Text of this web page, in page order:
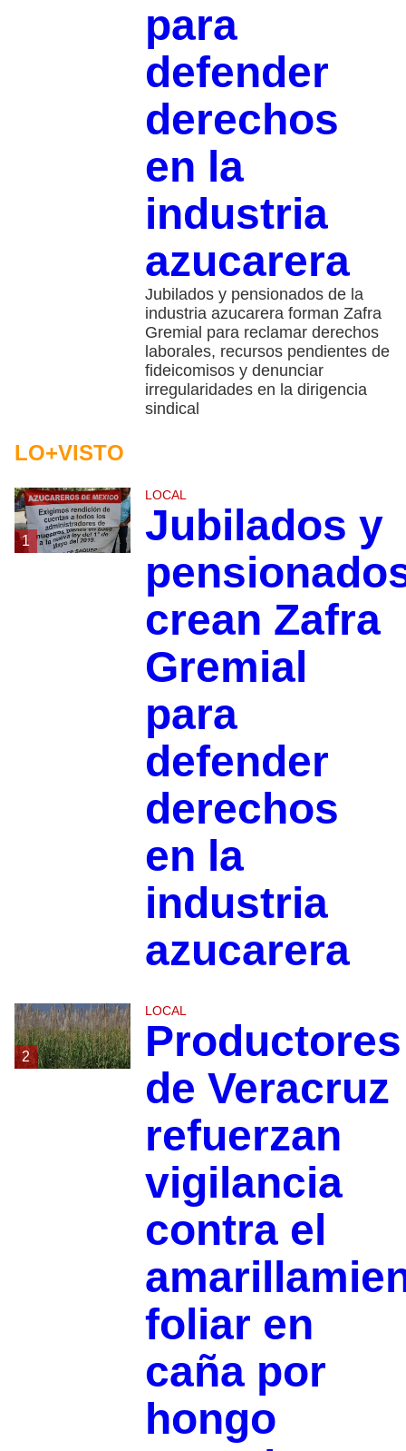
para
defender
derechos
en la
industria
azucarera
Jubilados y pensionados de la
industria azucarera forman Zafra
Gremial para reclamar derechos
laborales, recursos pendientes de
fideicomisos y denunciar
irregularidades en la dirigencia
sindical
LO+VISTO
1
LOCAL
Jubilados y
crean Zafra
Gremial
para
defender
derechos
en la
industria
azucarera
2
LOCAL
Productores
de Veracruz
refuerzan
vigilancia
contra el
foliar en
caña por
hongo